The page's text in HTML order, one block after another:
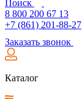
Поиск
8 800 200 67 13
+7 (861) 201-88-27
Заказать звонок
Каталог